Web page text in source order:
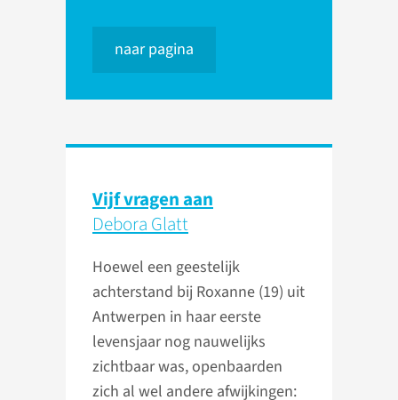
naar pagina
Vijf vragen aan
Debora Glatt
Hoewel een geestelijk
achterstand bij Roxanne (19) uit
Antwerpen in haar eerste
levensjaar nog nauwelijks
zichtbaar was, openbaarden
zich al wel andere afwijkingen: